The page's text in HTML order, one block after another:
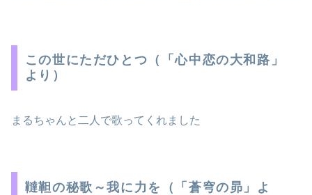
この世にただひとつ（「心中恋の大和路」
より）
まるちゃんと二人で歌ってくれました
韃靼の秘歌～我に力を（「蒼穹の昴」よ